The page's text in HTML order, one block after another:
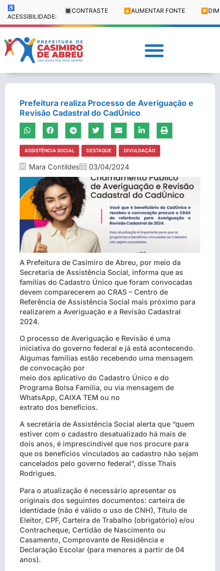
♿
ACESSIBILIDADE:
🔳 CONTRASTE 🔼 AUMENTAR FONTE 🔽
Prefeitura realiza Processo de Averiguação e
Revisão Cadastral do CadÚnico
ASSISTÊNCIA SOCIAL DESTAQUE DIVULGAÇÃO
Mara Contildes 03/04/2024
A Prefeitura de Casimiro de Abreu, por meio da
Secretaria de Assistência Social, informa que as
famílias do Cadastro Único que foram convocadas
devem comparecerem ao CRAS – Centro de
Referência de Assistência Social mais próximo para
realizarem a Averiguação e a Revisão Cadastral
2024.
O processo de Averiguação e Revisão é uma
iniciativa do governo federal e já está acontecendo.
Algumas famílias estão recebendo uma mensagem
de convocação por
meio dos aplicativo do Cadastro Único e do
Programa Bolsa Família, ou via mensagem de
WhatsApp, CAIXA TEM ou no
extrato dos benefícios.
A secretária de Assistência Social alerta que “quem
estiver com o cadastro desatualizado há mais de
dois anos, é imprescindível que nos procure para
que os benefícios vinculados ao cadastro não sejam
cancelados pelo governo federal”, disse Thaís
Rodrigues.
Para o atualização é necessário apresentar os
originais dos seguintes documentos: carteira de
identidade (não é válido o uso de CNH), Título de
Eleitor, CPF, Carteira de Trabalho (obrigatório) e/ou
Contracheque, Certidão de Nascimento ou
Casamento, Comprovante de Residência e
Declaração Escolar (para menores a partir de 04
anos).